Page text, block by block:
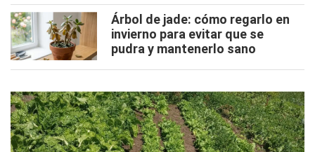
Árbol de jade: cómo regarlo en
invierno para evitar que se
pudra y mantenerlo sano